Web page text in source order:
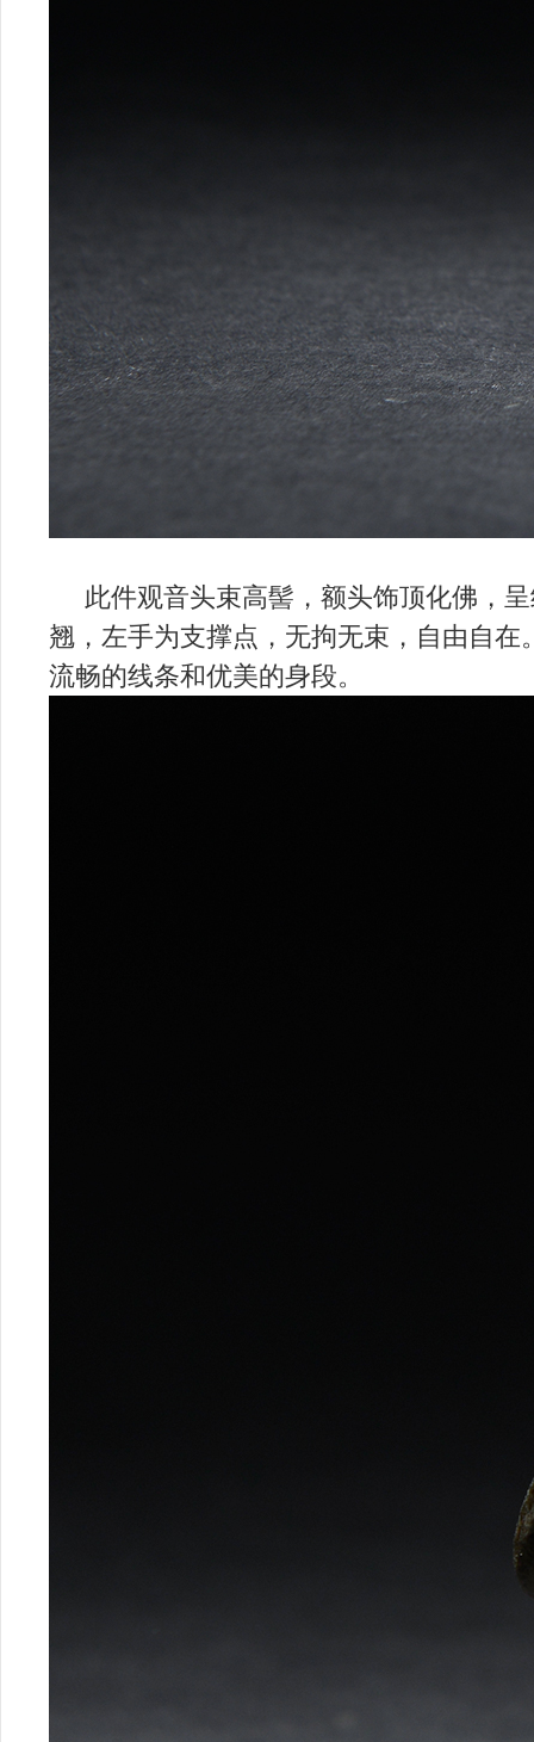
此件观音头束高髻，额头饰顶化佛，呈
翘，左手为支撑点，无拘无束，自由自在
流畅的线条和优美的身段。